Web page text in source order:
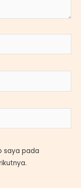
saya pada